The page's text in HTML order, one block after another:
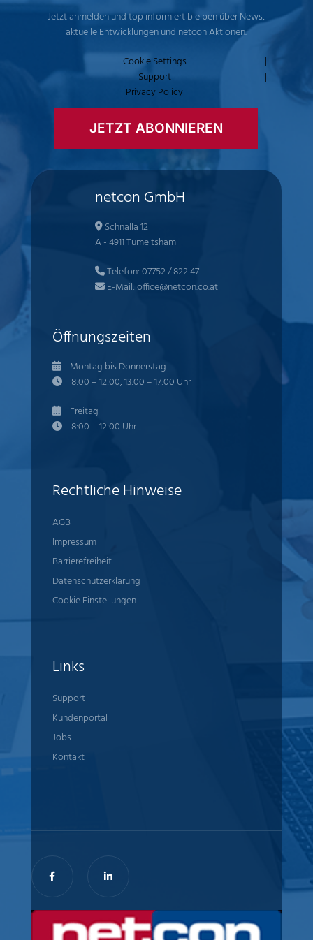
Jetzt anmelden und top informiert bleiben über News,
aktuelle Entwicklungen und netcon Aktionen.
Cookie Settings
|
Support
|
Privacy Policy
JETZT ABONNIEREN
netcon GmbH
Schnalla 12
A - 4911 Tumeltsham
Telefon:07752 / 822 47
E-Mail:office@netcon.co.at
Öffnungszeiten
Montag bis Donnerstag
8:00 – 12:00, 13:00 – 17:00 Uhr
Freitag
8:00 – 12:00 Uhr
Rechtliche Hinweise
AGB
Impressum
Barrierefreiheit
Datenschutzerklärung
Cookie Einstellungen
Links
Support
Kundenportal
Jobs
Kontakt